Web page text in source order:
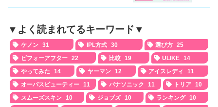
▼よく読まれてるキーワード▼
ケノン 31 IPL方式 30 選び方
25
ビフォーアフター 22 比較 19 ULIKE
14
やってみた
14 ヤーマン 12 アイスレディ
11
オーパスビューティー 11 パナソニック 11 トリア
10
スムーズスキン 10 ジョブズ 10 ランキング 10